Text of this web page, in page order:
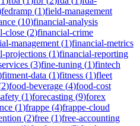
fedramp (1)field-management
(10)financial-analysis
close (2)financial-crime
management (1)financial-metrics
projections (1)financial-reporting
(3)fine-tuning (1)fintech
fitment-data (1)fitness (1)fleet
2)food-beverage (4)food-cost
(1)forecasting (9)forex
(1)frappe (4)frappe-cloud
(2)free (1)free-accounting